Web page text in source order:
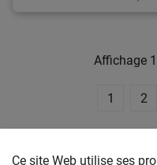
Affichage
1 2
Ce site Web utilise ses